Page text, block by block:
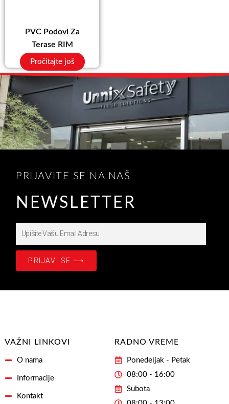
PVC Podovi Za
Terase RIM
Pročitajte još
PRIJAVITE SE NA NAŠ
NEWSLETTER
Email
PRIJAVI SE ⟶
VAŽNI LINKOVI
O nama
Informacije
Kontakt
RADNO VREME
Ponedeljak - Petak
08:00 - 16:00
Subota